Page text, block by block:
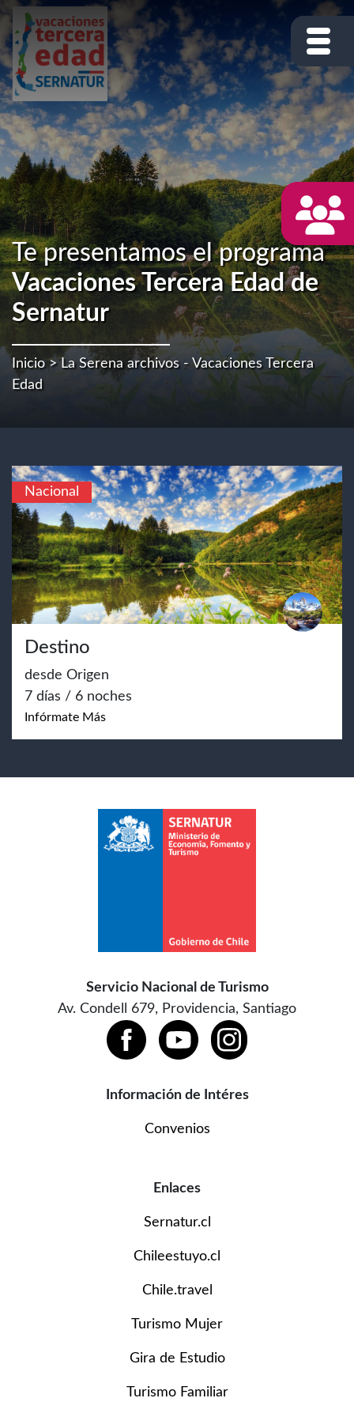
Te presentamos el programa
Vacaciones Tercera Edad de
Sernatur
Inicio> La Serena archivos - Vacaciones Tercera
Edad
Nacional
Destino
desde Origen
7 días / 6 noches
Infórmate Más
Servicio Nacional de Turismo
Av. Condell 679, Providencia, Santiago
Información de Intéres
Convenios
Enlaces
Sernatur.cl
Chileestuyo.cl
Chile.travel
Turismo Mujer
Gira de Estudio
Turismo Familiar